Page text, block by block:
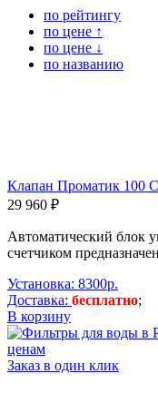
по рейтингу
по цене ↑
по цене ↓
по названию
Клапан Проматик 100
29 960 ₽
Автоматический блок
счетчиком
Установка: 8300р.
Доставка: бесплатно;
В корзину
Заказ в один клик